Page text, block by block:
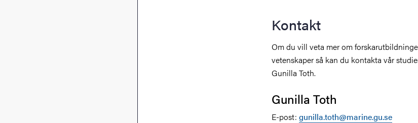
Kontakt
Om du vill veta mer om
vetenskaper så kan du kontakta vår
Gunilla Toth.
Gunilla Toth
E-post: gunilla.toth@marine.gu.se